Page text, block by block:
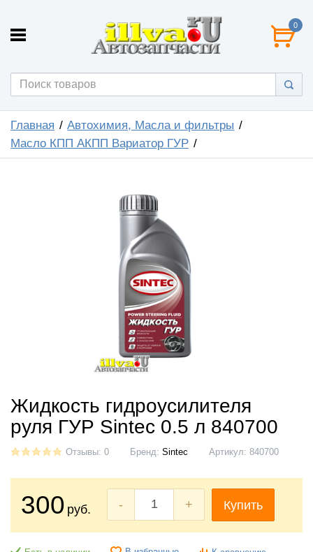
0
Главная
Автохимия, Масла и фильтры
Масло КПП АКПП Вариатор ГУР
Жидкость гидроусилителя
руля ГУР Sintec 0.5 л 840700
Отзывы: 0 Бренд: Sintec Артикул: 840700
300 руб. - + Купить